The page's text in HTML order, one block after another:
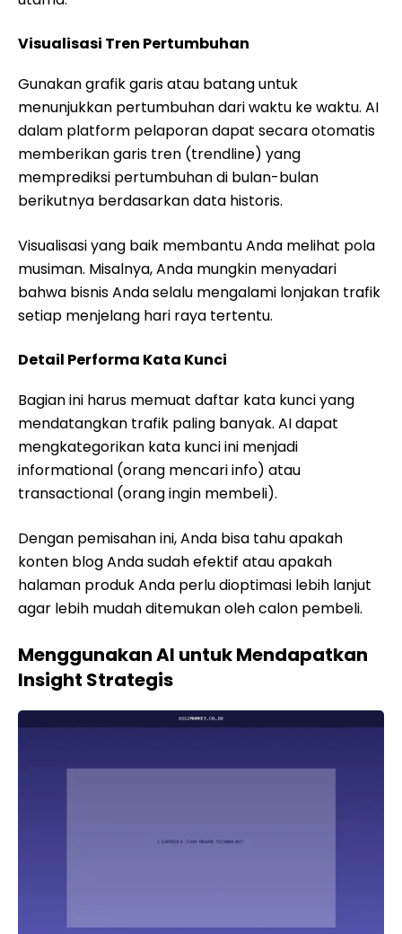
Visualisasi Tren Pertumbuhan
Gunakan grafik garis atau batang untuk
menunjukkan pertumbuhan dari waktu ke waktu. AI
dalam platform pelaporan dapat secara otomatis
memberikan garis tren (trendline) yang
memprediksi pertumbuhan di bulan-bulan
berikutnya berdasarkan data historis.
Visualisasi yang baik membantu Anda melihat pola
musiman. Misalnya, Anda mungkin menyadari
bahwa bisnis Anda selalu mengalami lonjakan trafik
setiap menjelang hari raya tertentu.
Detail Performa Kata Kunci
Bagian ini harus memuat daftar kata kunci yang
mendatangkan trafik paling banyak. AI dapat
mengkategorikan kata kunci ini menjadi
informational (orang mencari info) atau
transactional (orang ingin membeli).
Dengan pemisahan ini, Anda bisa tahu apakah
konten blog Anda sudah efektif atau apakah
halaman produk Anda perlu dioptimasi lebih lanjut
agar lebih mudah ditemukan oleh calon pembeli.
Menggunakan AI untuk Mendapatkan
Insight Strategis